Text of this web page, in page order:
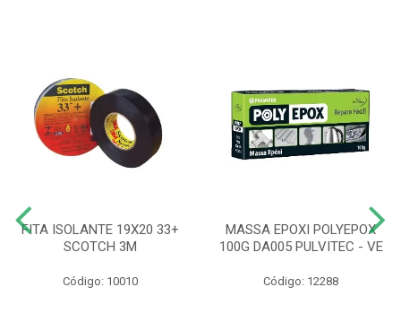
FITA ISOLANTE 19X20 33+
SCOTCH 3M
Código: 10010
MASSA EPOXI POLYEPOX
100G DA005 PULVITEC - VE
Código: 12288